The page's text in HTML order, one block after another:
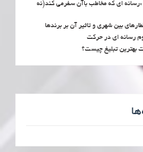
ای که مخاطب باآن سفرمی کند(نه
بین شهری و تاثیر آن بر برندها
رسانه ای در حرکت
بهترین تبلیغ چیست؟